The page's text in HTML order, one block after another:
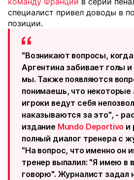
специалист привел доводы в
позиции.
"Возникают вопросы,
Аргентина забивает голы
мы. Также появляются
понимаешь, что некоторые
игроки ведут себя
наказываются за это", -
издание Mundo Deportivo и
полный диалог тренера с
"На вопрос, что именно он
тренер выпалил: "Я имею в
говорю". Журналист задал